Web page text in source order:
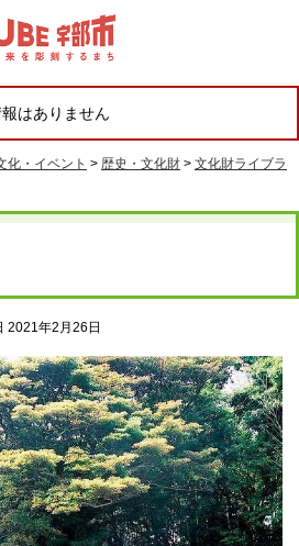
はありません
化・イベント > 歴史・文化財 > 文化財ライブラ
年2月26日